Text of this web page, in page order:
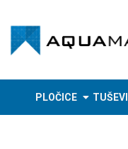
content
PLOČICE TUŠEVI